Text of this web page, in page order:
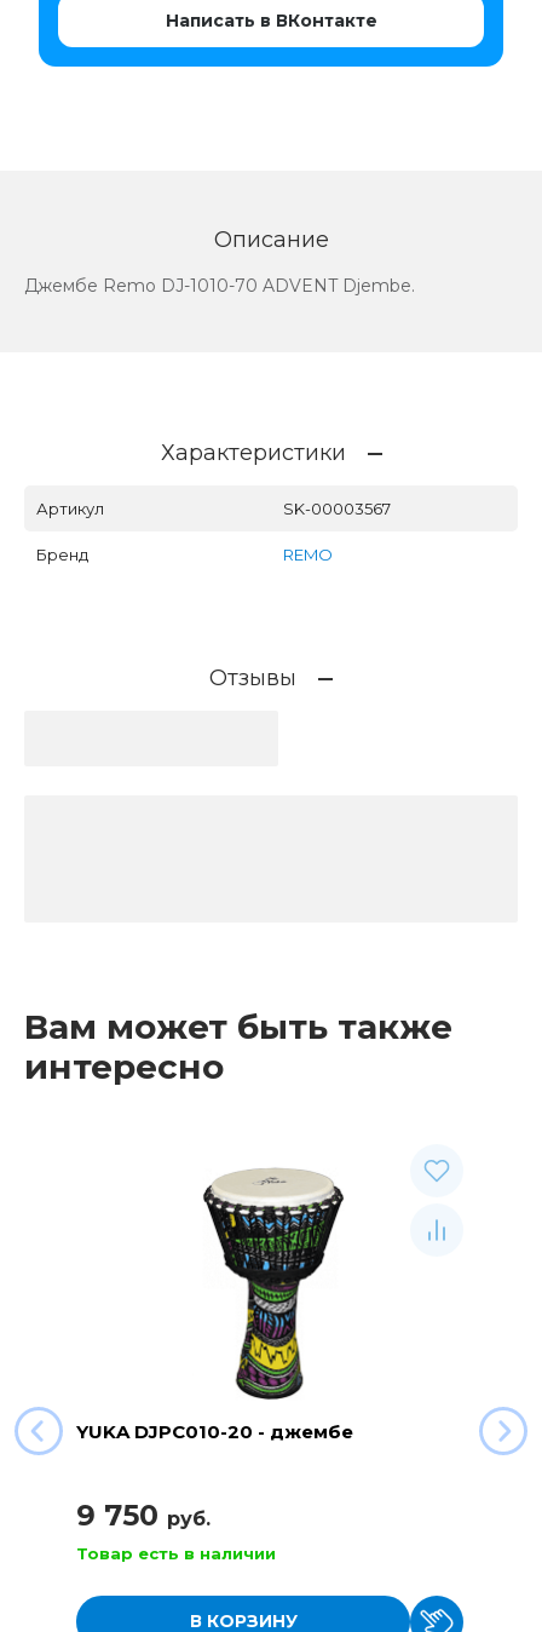
Написать в ВКонтакте
Описание
Джембе Remo DJ-1010-70 ADVENT Djembe.
Характеристики
Артикул SK-00003567
Бренд REMO
Отзывы
Вам может быть также
интересно
YUKA DJPC010-20 - джембе
9 750 руб.
Товар есть в наличии
В КОРЗИНУ